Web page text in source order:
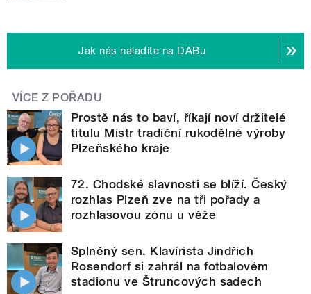
Jak nás naladíte na DABu
VÍCE Z POŘADU
Prostě nás to baví, říkají noví držitelé
titulu Mistr tradiční rukodělné výroby
Plzeňského kraje
72. Chodské slavnosti se blíží. Český
rozhlas Plzeň zve na tři pořady a
rozhlasovou zónu u věže
Splněný sen. Klavírista Jindřich
Rosendorf si zahrál na fotbalovém
stadionu ve Štruncových sadech